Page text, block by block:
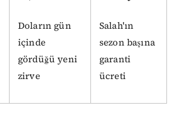
Doların gün
içinde
gördüğü yeni
zirve
Salah'ın
sezon başına
garanti
ücreti